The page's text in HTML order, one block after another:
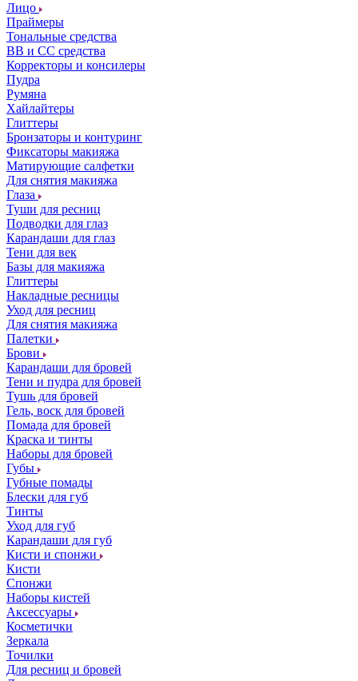
Лицо
Праймеры
Тональные средства
ВВ и СС средства
Корректоры и консилеры
Пудра
Румяна
Хайлайтеры
Глиттеры
Бронзаторы и контуринг
Фиксаторы макияжа
Матирующие салфетки
Для снятия макияжа
Глаза
Туши для ресниц
Подводки для глаз
Карандаши для глаз
Тени для век
Базы для макияжа
Глиттеры
Накладные ресницы
Уход для ресниц
Для снятия макияжа
Палетки
Брови
Карандаши для бровей
Тени и пудра для бровей
Тушь для бровей
Гель, воск для бровей
Помада для бровей
Краска и тинты
Наборы для бровей
Губы
Губные помады
Блески для губ
Тинты
Уход для губ
Карандаши для губ
Кисти и спонжи
Кисти
Спонжи
Наборы кистей
Аксессуары
Косметички
Зеркала
Точилки
Для ресниц и бровей